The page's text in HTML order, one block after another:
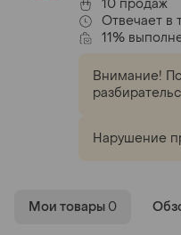
10 продаж
Отвечает в
11%
Внимание!
Нарушение
Мои товары 0